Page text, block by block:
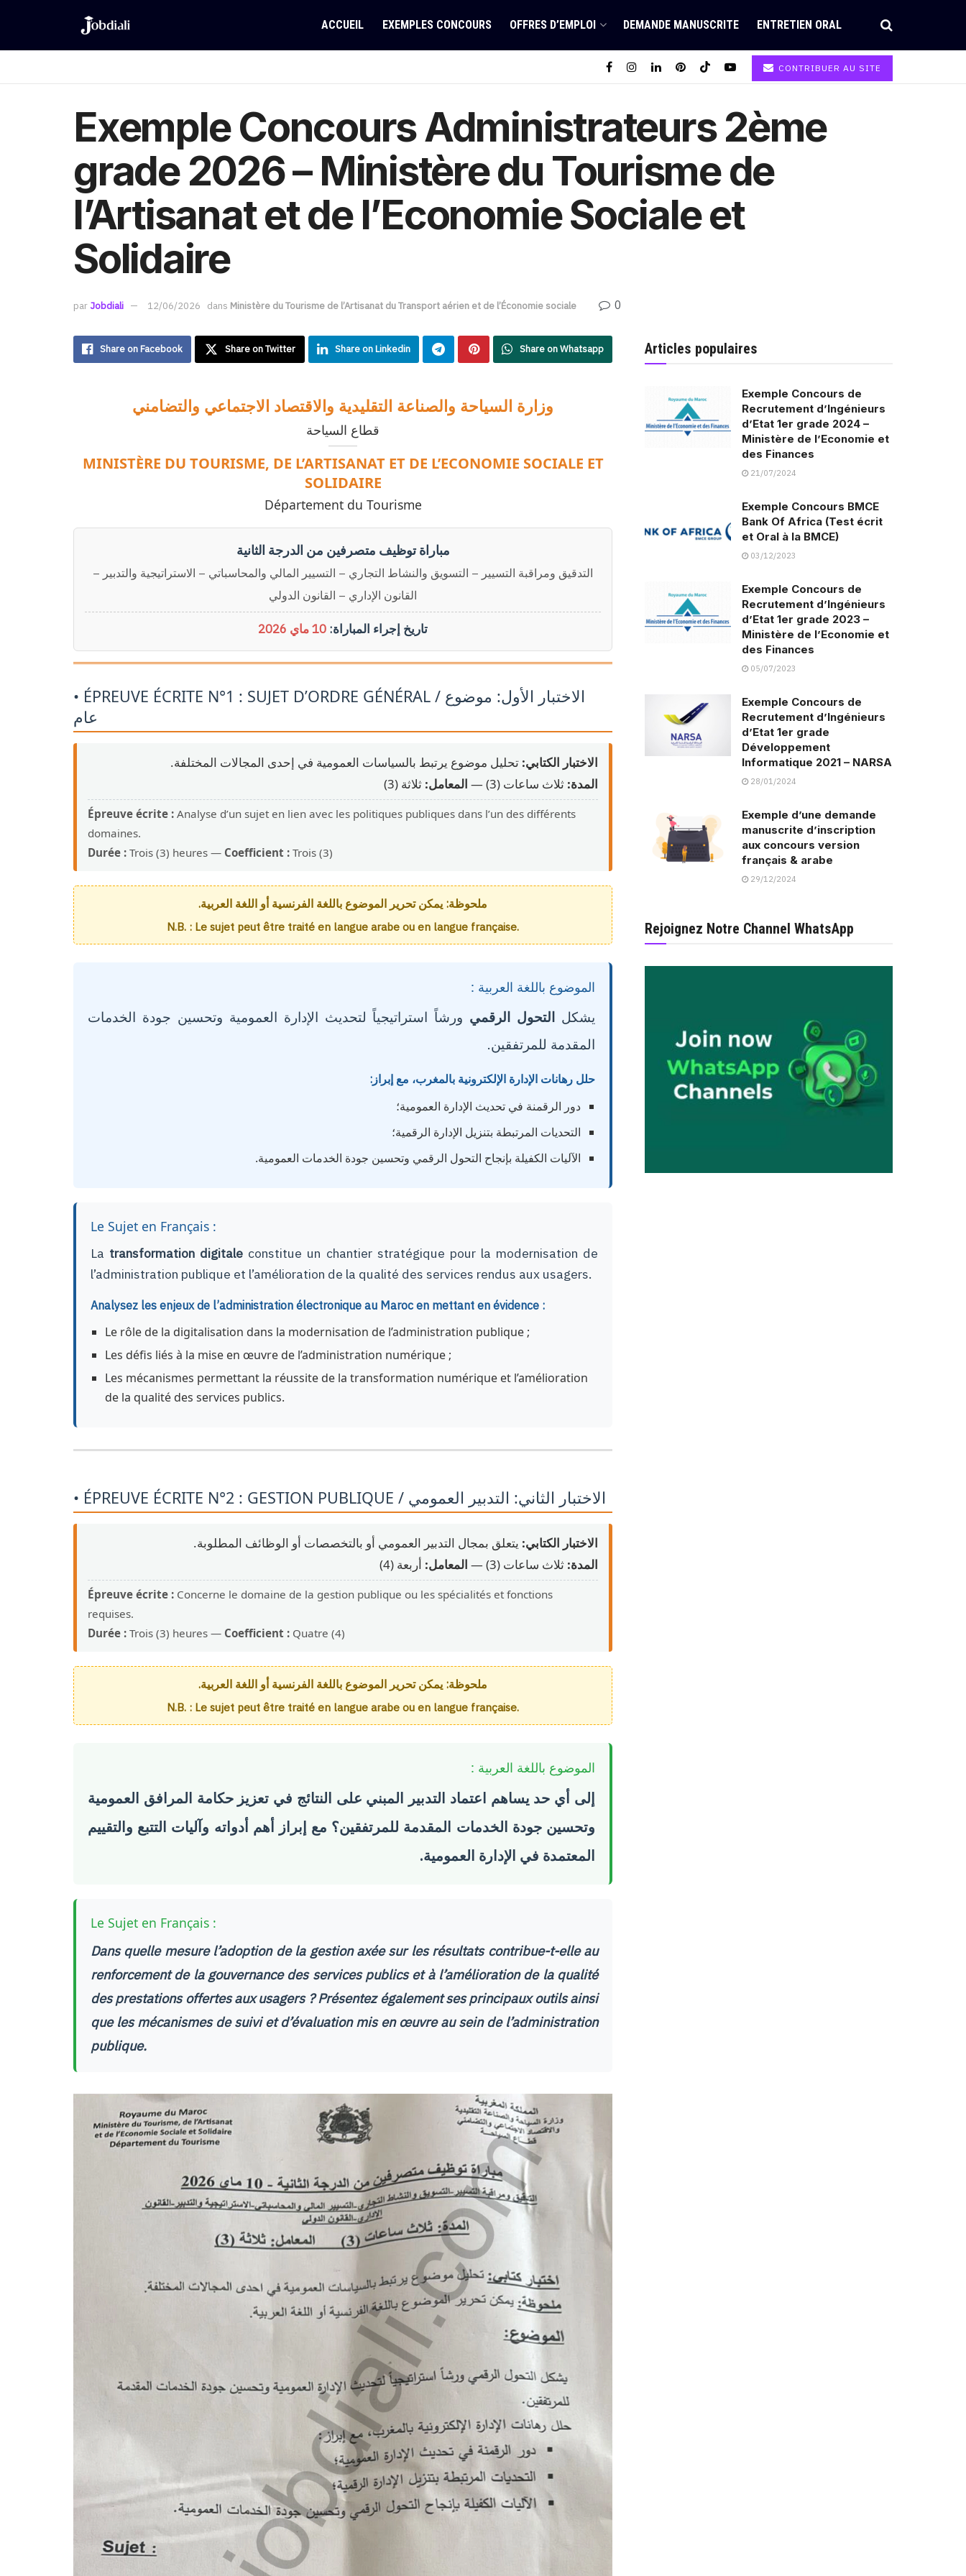
ACCUEIL EXEMPLES CONCOURS OFFRES D’EMPLOI DEMANDE MANUSCRITE ENTRETIEN ORAL
CONTRIBUER AU SITE
Exemple Concours Administrateurs 2ème
grade 2026 – Ministère du Tourisme de
l’Artisanat et de l’Economie Sociale et
Solidaire
par Jobdiali 12/06/2026 dans Ministère du Tourisme de l’Artisanat du Transport aérien et de l’Économie sociale 0
Share on Facebook Share on Twitter Share on Linkedin Share on Whatsapp
وزارة السياحة والصناعة التقليدية والاقتصاد الاجتماعي والتضامني
قطاع السياحة
MINISTÈRE DU TOURISME, DE L’ARTISANAT ET DE L’ECONOMIE SOCIALE ET
SOLIDAIRE
Département du Tourisme
مباراة توظيف متصرفين من الدرجة الثانية
التدقيق ومراقبة التسيير – التسويق والنشاط التجاري – التسيير المالي والمحاسباتي – الاستراتيجية والتدبير –
القانون الإداري – القانون الدولي
تاريخ إجراء المباراة: 10 ماي 2026
• ÉPREUVE ÉCRITE N°1 : SUJET D’ORDRE GÉNÉRAL / الاختبار الأول: موضوع
عام
الاختبار الكتابي: تحليل موضوع يرتبط بالسياسات العمومية في إحدى المجالات المختلفة.
المدة: ثلاث ساعات (3) — المعامل: ثلاثة (3)
Épreuve écrite : Analyse d’un sujet en lien avec les politiques publiques dans l’un des différents
domaines.
Durée : Trois (3) heures — Coefficient : Trois (3)
ملحوظة: يمكن تحرير الموضوع باللغة الفرنسية أو اللغة العربية.
N.B. : Le sujet peut être traité en langue arabe ou en langue française.
الموضوع باللغة العربية :
يشكل التحول الرقمي ورشاً استراتيجياً لتحديث الإدارة العمومية وتحسين جودة الخدمات
المقدمة للمرتفقين.
حلل رهانات الإدارة الإلكترونية بالمغرب، مع إبراز:
دور الرقمنة في تحديث الإدارة العمومية؛
التحديات المرتبطة بتنزيل الإدارة الرقمية؛
الآليات الكفيلة بإنجاح التحول الرقمي وتحسين جودة الخدمات العمومية.
Le Sujet en Français :
La transformation digitale constitue un chantier stratégique pour la modernisation de
l’administration publique et l’amélioration de la qualité des services rendus aux usagers.
Analysez les enjeux de l’administration électronique au Maroc en mettant en évidence :
Le rôle de la digitalisation dans la modernisation de l’administration publique ;
Les défis liés à la mise en œuvre de l’administration numérique ;
Les mécanismes permettant la réussite de la transformation numérique et l’amélioration
de la qualité des services publics.
• ÉPREUVE ÉCRITE N°2 : GESTION PUBLIQUE / الاختبار الثاني: التدبير العمومي
الاختبار الكتابي: يتعلق بمجال التدبير العمومي أو بالتخصصات أو الوظائف المطلوبة.
المدة: ثلاث ساعات (3) — المعامل: أربعة (4)
Épreuve écrite : Concerne le domaine de la gestion publique ou les spécialités et fonctions
requises.
Durée : Trois (3) heures — Coefficient : Quatre (4)
ملحوظة: يمكن تحرير الموضوع باللغة الفرنسية أو اللغة العربية.
N.B. : Le sujet peut être traité en langue arabe ou en langue française.
الموضوع باللغة العربية :
إلى أي حد يساهم اعتماد التدبير المبني على النتائج في تعزيز حكامة المرافق العمومية
وتحسين جودة الخدمات المقدمة للمرتفقين؟ مع إبراز أهم أدواته وآليات التتبع والتقييم
المعتمدة في الإدارة العمومية.
Le Sujet en Français :
Dans quelle mesure l’adoption de la gestion axée sur les résultats contribue-t-elle au
renforcement de la gouvernance des services publics et à l’amélioration de la qualité
des prestations offertes aux usagers ? Présentez également ses principaux outils ainsi
que les mécanismes de suivi et d’évaluation mis en œuvre au sein de l’administration
publique.
Articles populaires
Exemple Concours de
Recrutement d’Ingénieurs
d’Etat 1er grade 2024 –
Ministère de l’Economie et
des Finances
21/07/2024
Exemple Concours BMCE
Bank Of Africa (Test écrit
et Oral à la BMCE)
03/12/2023
Exemple Concours de
Recrutement d’Ingénieurs
d’Etat 1er grade 2023 –
Ministère de l’Economie et
des Finances
05/07/2023
Exemple Concours de
Recrutement d’Ingénieurs
d’Etat 1er grade
Développement
Informatique 2021 – NARSA
28/01/2024
Exemple d’une demande
manuscrite d’inscription
aux concours version
français & arabe
29/12/2024
Rejoignez Notre Channel WhatsApp